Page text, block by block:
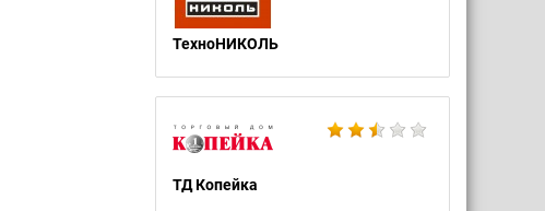
ТехноНИКОЛЬ
ТД Копейка